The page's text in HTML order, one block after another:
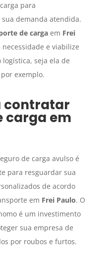
para
demanda atendida.
de cargaem Frei
e viabilize
seja ela de
exemplo.
contratar
carga em
de carga avulso é
para resguardar sua
de acordo
em Frei Paulo. O
é um investimento
sua empresa de
por roubos e furtos.